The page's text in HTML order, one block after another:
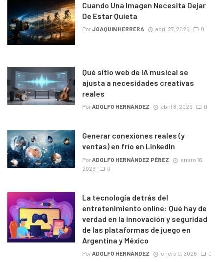
Cuando Una Imagen Necesita Dejar
De Estar Quieta
Por JOAQUIN HERRERA abril 27, 2026 0
Qué sitio web de IA musical se
ajusta a necesidades creativas
reales
PorADOLFO HERNÁNDEZ abril 8, 2026 0
Generar conexiones reales (y
ventas) en frío en LinkedIn
Por ADOLFO HERNÁNDEZ PÉREZ
enero 16,
2026
0
La tecnología detrás del
entretenimiento online: Qué hay de
verdad en la innovación y seguridad
de las plataformas de juego en
Argentina y México
PorADOLFO HERNÁNDEZ enero 9, 2026 0